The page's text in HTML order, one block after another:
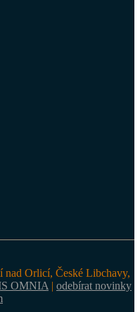
Orlicí, České Libchavy,
OMNIA | odebírat novinky